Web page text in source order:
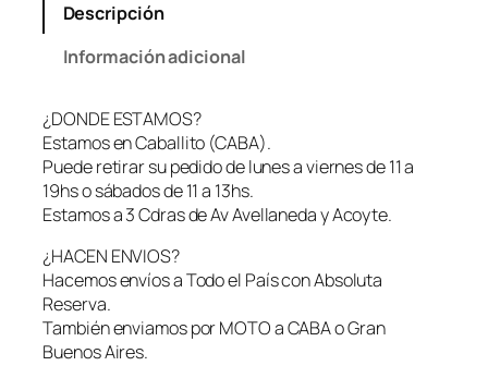
o
a
v
i
b
r
a
d
o
r
a
Descripción
Información adicional
¿DONDE ESTAMOS?
Estamos en Caballito (CABA).
Puede retirar su pedido de lunes a viernes de 11 a
19hs o sábados de 11 a 13hs.
Estamos a 3 Cdras de Av Avellaneda y Acoyte.
¿HACEN ENVIOS?
Hacemos envíos a Todo el País con Absoluta
Reserva.
También enviamos por MOTO a CABA o Gran
Buenos Aires.